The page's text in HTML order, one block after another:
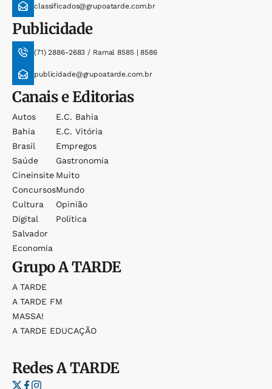
classificados@grupoatarde.com.br
Publicidade
(71) 2886-2683 / Ramal 8585 | 8586
publicidade@grupoatarde.com.br
Canais e Editorias
Autos
Bahia
Brasil
Saúde
Cineinsite
Concursos
Cultura
Digital
Salvador
Economia
E.c. Bahia
E.c. Vitória
Empregos
Gastronomia
Muito
Mundo
Opinião
Política
GrupoA TARDE
A TARDE
A TARDE FM
MASSA!
A TARDE EDUCAÇÃO
RedesA TARDE